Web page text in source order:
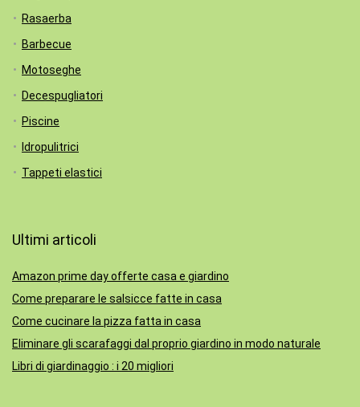
Rasaerba
Barbecue
Motoseghe
Decespugliatori
Piscine
Idropulitrici
Tappeti elastici
Ultimi articoli
Amazon prime day offerte casa e giardino
Come preparare le salsicce fatte in casa
Come cucinare la pizza fatta in casa
Eliminare gli scarafaggi dal proprio giardino in modo naturale
Libri di giardinaggio : i 20 migliori